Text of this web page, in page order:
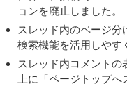
ョンを廃止しました。
スレッド内のページ
検索機能を活用しやす
スレッド内コメント
上に「ページトップ